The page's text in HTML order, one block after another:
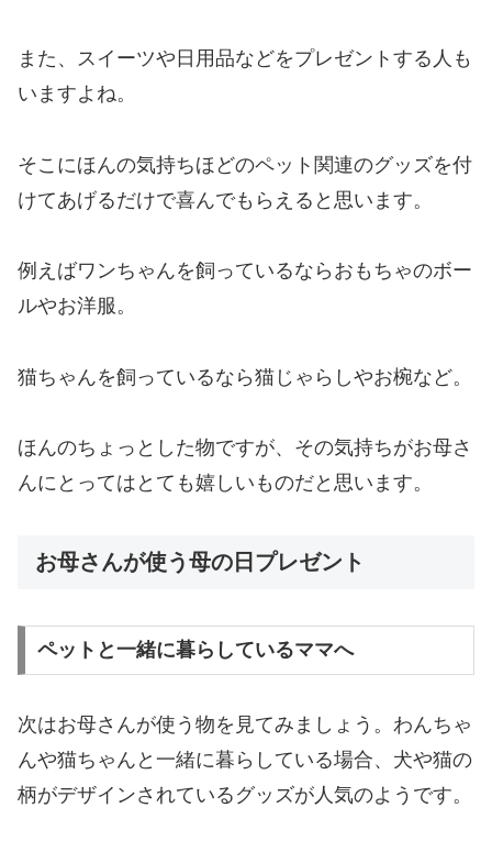
また、スイーツや日用品などをプレゼントする人も
いますよね。
そこにほんの気持ちほどのペット関連のグッズを付
けてあげるだけで喜んでもらえると思います。
例えばワンちゃんを飼っているならおもちゃのボー
ルやお洋服。
猫ちゃんを飼っているなら猫じゃらしやお椀など。
ほんのちょっとした物ですが、その気持ちがお母さ
んにとってはとても嬉しいものだと思います。
お母さんが使う母の日プレゼント
ペットと一緒に暮らしているママへ
次はお母さんが使う物を見てみましょう。わんちゃ
んや猫ちゃんと一緒に暮らしている場合、犬や猫の
柄がデザインされているグッズが人気のようです。